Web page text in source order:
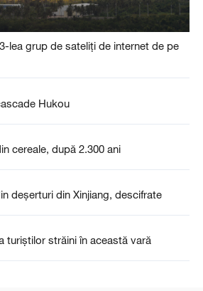
lea grup de sateliți de internet de pe
Hukou
cereale, după 2.300 ani
deșerturi din Xinjiang, descifrate
turiștilor străini în această vară